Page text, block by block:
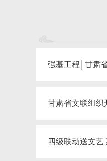
强基工程│甘肃
甘肃省文联组织
四级联动送文